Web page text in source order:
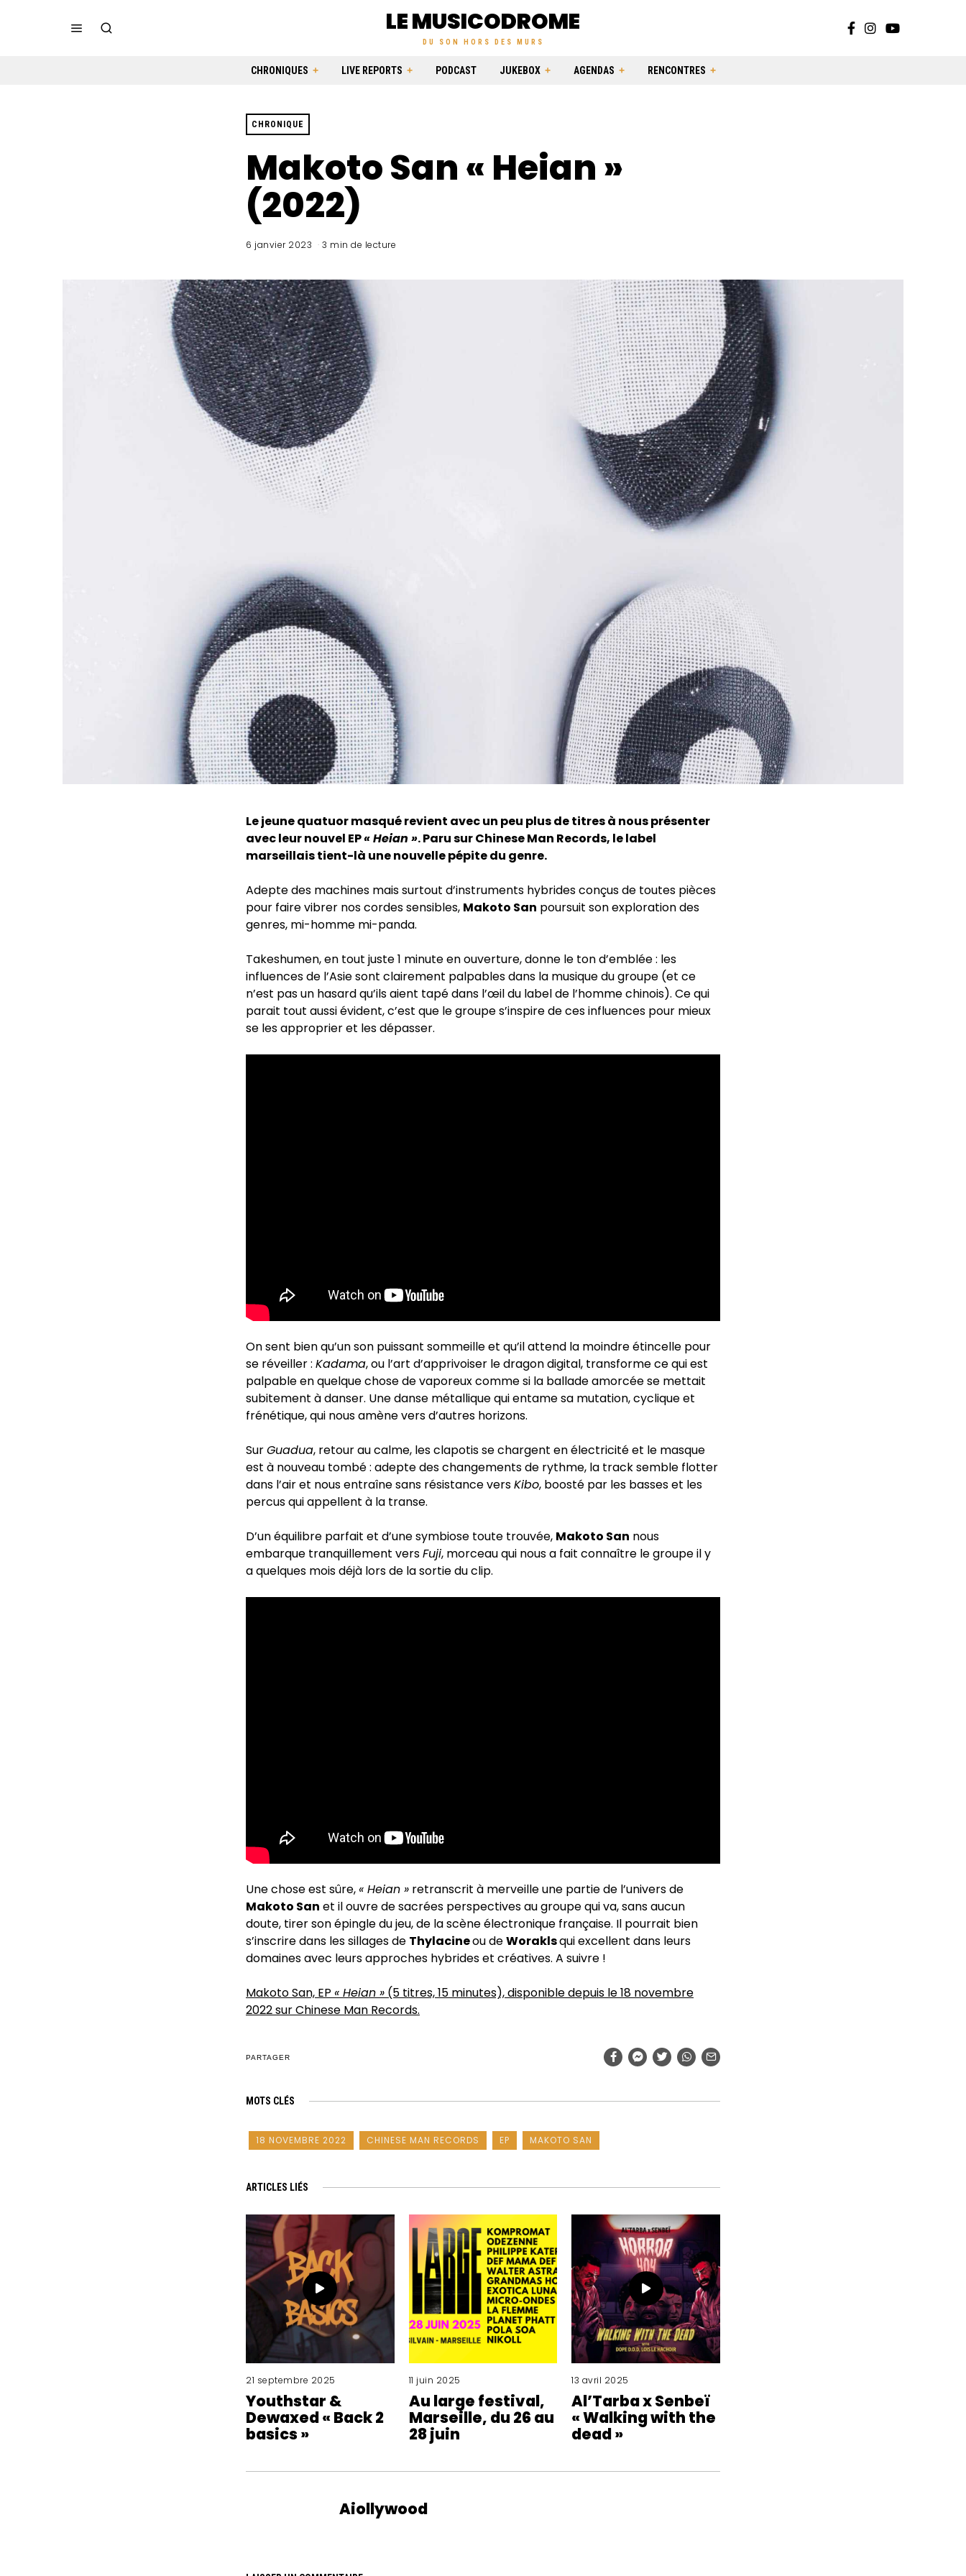
LE MUSICODROME
DU SON HORS DES MURS
CHRONIQUES LIVE REPORTS PODCAST JUKEBOX AGENDAS RENCONTRES
CHRONIQUE
Makoto San « Heian »
(2022)
6 janvier 2023 3 min de lecture
Le jeune quatuor masqué revient avec un peu plus de titres à nous présenter
avec leur nouvel EP« Heian ». Paru sur Chinese Man Records, le label
marseillais tient-là une nouvelle pépite du genre.
Adepte des machines mais surtout d’instruments hybrides conçus de toutes pièces
pour faire vibrer nos cordes sensibles, Makoto San poursuit son exploration des
genres, mi-homme mi-panda.
Takeshumen, en tout juste 1 minute en ouverture, donne le ton d’emblée : les
influences de l’Asie sont clairement palpables dans la musique du groupe (et ce
n’est pas un hasard qu’ils aient tapé dans l’œil du label de l’homme chinois). Ce qui
parait tout aussi évident, c’est que le groupe s’inspire de ces influences pour mieux
se les approprier et les dépasser.
On sent bien qu’un son puissant sommeille et qu’il attend la moindre étincelle pour
se réveiller : Kadama, ou l’art d’apprivoiser le dragon digital, transforme ce qui est
palpable en quelque chose de vaporeux comme si la ballade amorcée se mettait
subitement à danser. Une danse métallique qui entame sa mutation, cyclique et
frénétique, qui nous amène vers d’autres horizons.
SurGuadua, retour au calme, les clapotis se chargent en électricité et le masque
est à nouveau tombé : adepte des changements de rythme, la track semble flotter
dans l’air et nous entraîne sans résistance versKibo, boosté par les basses et les
percus qui appellent à la transe.
D’un équilibre parfait et d’une symbiose toute trouvée, Makoto San nous
embarque tranquillement versFuji, morceau qui nous a fait connaître le groupe il y
a quelques mois déjà lors de la sortie du clip.
Une chose est sûre,« Heian » retranscrit à merveille une partie de l’univers de
Makoto San et il ouvre de sacrées perspectives au groupe qui va, sans aucun
doute, tirer son épingle du jeu, de la scène électronique française. Il pourrait bien
s’inscrire dans les sillages de Thylacineou deWoraklsqui excellent dans leurs
domaines avec leurs approches hybrides et créatives. A suivre !
Makoto San, EP « Heian » (5 titres, 15 minutes), disponible depuis le 18 novembre
2022 sur Chinese Man Records.
PARTAGER
MOTS CLÉS
18 NOVEMBRE 2022 CHINESE MAN RECORDS EP MAKOTO SAN
ARTICLES LIÉS
21 septembre 2025
Youthstar &
Dewaxed « Back 2
basics »
11 juin 2025
Au large festival,
Marseille, du 26 au
28 juin
13 avril 2025
Al’Tarba x Senbeï
« Walking with the
dead »
Aiollywood